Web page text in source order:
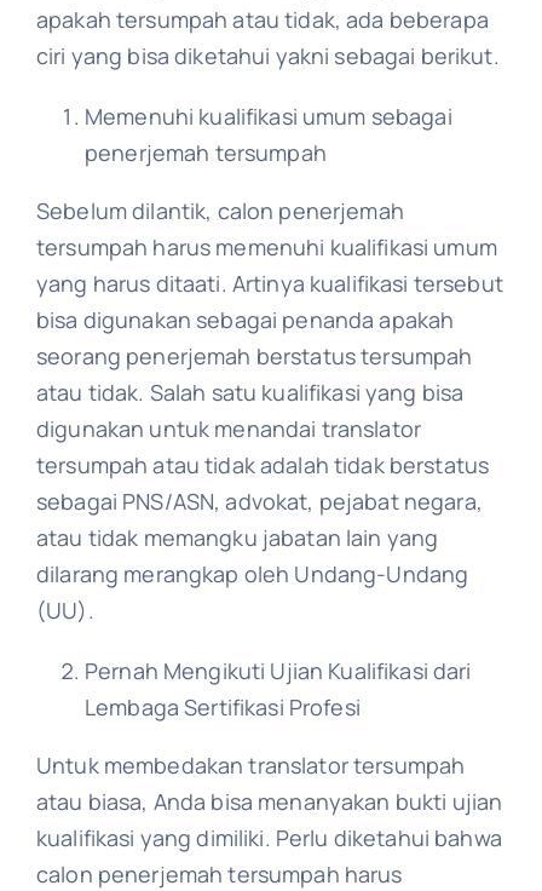
apakah tersumpah atau tidak, ada beberapa
ciri yang bisa diketahui yakni sebagai berikut.
Memenuhi kualifikasi umum sebagai
penerjemah tersumpah
Sebelum dilantik, calon penerjemah
tersumpah harus memenuhi kualifikasi umum
yang harus ditaati. Artinya kualifikasi tersebut
bisa digunakan sebagai penanda apakah
seorang penerjemah berstatus tersumpah
atau tidak. Salah satu kualifikasi yang bisa
digunakan untuk menandai translator
tersumpah atau tidak adalah tidak berstatus
sebagai PNS/ASN, advokat, pejabat negara,
atau tidak memangku jabatan lain yang
dilarang merangkap oleh Undang-Undang
(UU).
Pernah Mengikuti Ujian Kualifikasi dari
Lembaga Sertifikasi Profesi
Untuk membedakan translator tersumpah
atau biasa, Anda bisa menanyakan bukti ujian
kualifikasi yang dimiliki. Perlu diketahui bahwa
calon penerjemah tersumpah harus